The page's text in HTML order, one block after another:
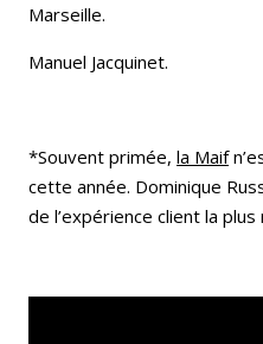
Marseille.
Manuel Jacquinet.
*Souvent primée, la Maif
cette année. Dominique
de l’expérience client la